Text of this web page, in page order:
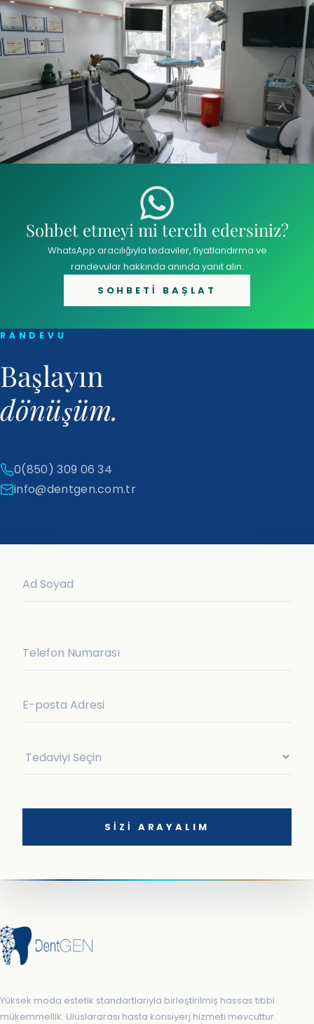
Sohbet etmeyi mi tercih edersiniz?
WhatsApp aracılığıyla tedaviler, fiyatlandırma ve
randevular hakkında anında yanıt alın.
SOHBETI BAŞLAT
RANDEVU
Başlayın
dönüşüm.
0(850) 309 06 34
info@dentgen.com.tr
SIZI ARAYALIM
Yüksek moda estetik standartlarıyla birleştirilmiş hassas tıbbi
mükemmellik. Uluslararası hasta konsiyerj hizmeti mevcuttur.